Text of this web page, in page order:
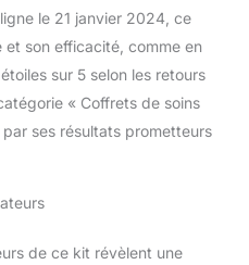
du teint terne et
repulpement. Il
nourrit et tonifie
les types de peau.
Chitoderm – 47
est la seule marque
soins de la peau au
actifs Silver
curatives pour
le 21 janvier 2024, ce
son efficacité, comme en
sur 5 selon les retours
« Coffrets de soins
ses résultats prometteurs
de ce kit révèlent une